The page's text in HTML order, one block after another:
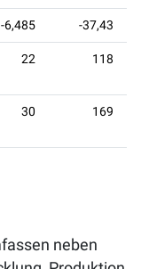
-6,485 -37,43
22 118
30 169
neben